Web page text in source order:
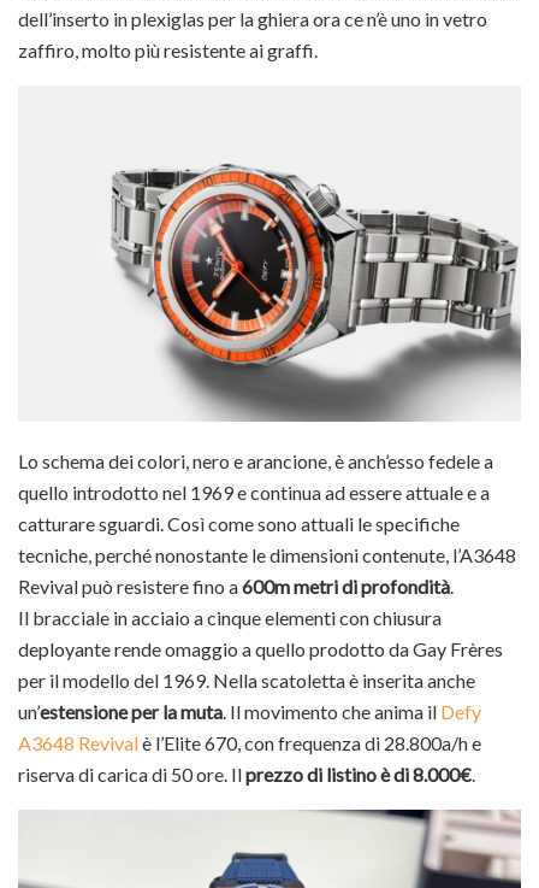
dell’inserto in plexiglas per la ghiera ora ce n’è uno in vetro
zaffiro, molto più resistente ai graffi.
Lo schema dei colori, nero e arancione, è anch’esso fedele a
quello introdotto nel 1969 e continua ad essere attuale e a
catturare sguardi. Così come sono attuali le specifiche
tecniche, perché nonostante le dimensioni contenute, l’A3648
Revival può resistere fino a600m metri di profondità.
Il bracciale in acciaio a cinque elementi con chiusura
deployante rende omaggio a quello prodotto da Gay Frères
per il modello del 1969. Nella scatoletta è inserita anche
un’estensione per la muta. Il movimento che anima il Defy
A3648 Revivalè l’Elite 670, con frequenza di 28.800a/h e
riserva di carica di 50 ore. Ilprezzo di listino è di 8.000€.